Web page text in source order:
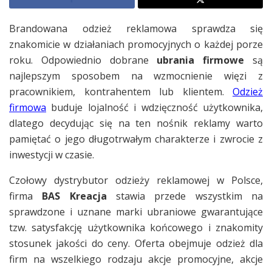
Brandowana odzież reklamowa sprawdza się
znakomicie w działaniach promocyjnych o każdej porze
roku. Odpowiednio dobrane ubrania firmowe są
najlepszym sposobem na wzmocnienie więzi z
pracownikiem, kontrahentem lub klientem. Odzież
firmowa buduje lojalność i wdzięczność użytkownika,
dlatego decydując się na ten nośnik reklamy warto
pamiętać o jego długotrwałym charakterze i zwrocie z
inwestycji w czasie.
Czołowy dystrybutor odzieży reklamowej w Polsce,
firma BAS Kreacja stawia przede wszystkim na
sprawdzone i uznane marki ubraniowe gwarantujące
tzw. satysfakcję użytkownika końcowego i znakomity
stosunek jakości do ceny. Oferta obejmuje odzież dla
firm na wszelkiego rodzaju akcje promocyjne, akcje